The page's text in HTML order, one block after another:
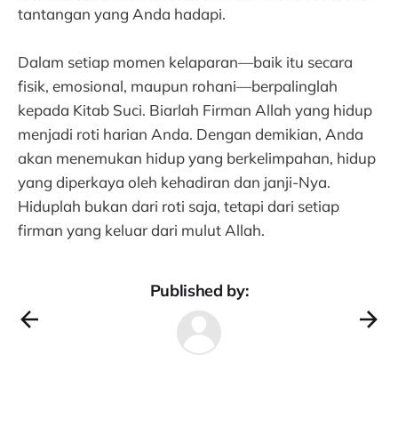
tantangan yang Anda hadapi.
Dalam setiap momen kelaparan—baik itu secara
fisik, emosional, maupun rohani—berpalinglah
kepada Kitab Suci. Biarlah Firman Allah yang hidup
menjadi roti harian Anda. Dengan demikian, Anda
akan menemukan hidup yang berkelimpahan, hidup
yang diperkaya oleh kehadiran dan janji-Nya.
Hiduplah bukan dari roti saja, tetapi dari setiap
firman yang keluar dari mulut Allah.
Published by: